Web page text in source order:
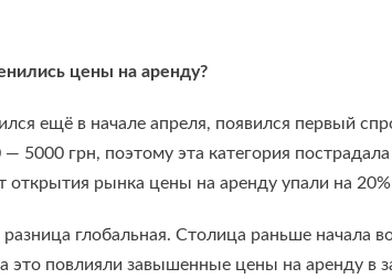
цены на аренду?
ещё в начале апреля, появился первый
грн, поэтому эта категория
рынка цены на аренду упали на
глобальная. Столица раньше начала
повлияли завышенные цены на аренду в